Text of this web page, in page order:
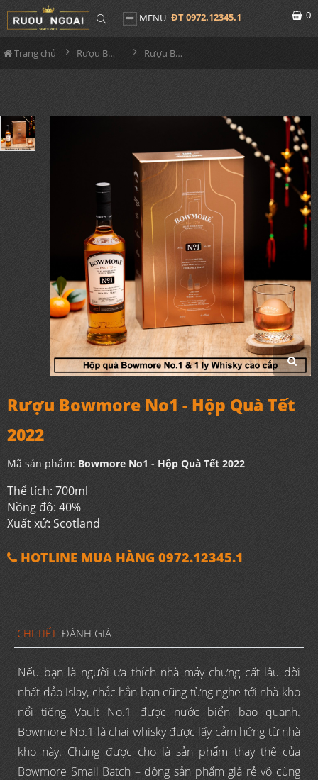
MENU ĐT 0972.12345.1 0
Trang chủ Rượu Bowmore Rượu Bowmore No1 - Hộp Quà Tết 2022
Rượu Bowmore No1 - Hộp Quà Tết
2022
Mã sản phẩm: Bowmore No1 - Hộp Quà Tết 2022
Thể tích: 700ml
Nồng độ: 40%
Xuất xứ: Scotland
HOTLINE MUA HÀNG 0972.12345.1
CHI TIẾT ĐÁNH GIÁ
Nếu bạn là người ưa thích nhà máy chưng cất lâu đời
nhất đảo Islay, chắc hẳn bạn cũng từng nghe tới nhà kho
nổi tiếng Vault No.1 được nước biển bao quanh.
Bowmore No.1 là chai whisky được lấy cảm hứng từ nhà
kho này. Chúng được cho là sản phẩm thay thế của
Bowmore Small Batch – dòng sản phẩm giá rẻ vô cùng